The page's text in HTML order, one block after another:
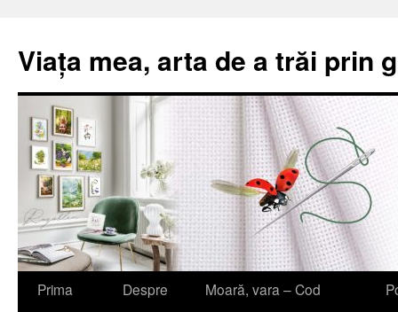
Viața mea, arta de a trăi prin
Sari
Prima
Despre
Moară, vara – Cod